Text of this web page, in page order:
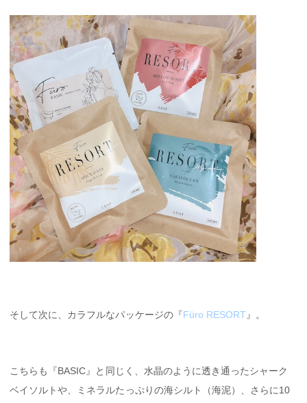
そして次に、カラフルなパッケージの『Füro RESORT』。
こちらも『BASIC』と同じく、水晶のように透き通ったシャーク
ベイソルトや、ミネラルたっぷりの海シルト（海泥）、さらに10